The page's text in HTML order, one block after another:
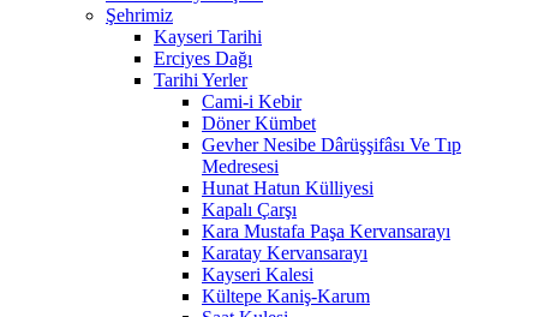
Şehrimiz
Kayseri Tarihi
Erciyes Dağı
Tarihi Yerler
Cami-i Kebir
Döner Kümbet
Gevher Nesibe Dârüşşifâsı Ve Tıp
Medresesi
Hunat Hatun Külliyesi
Kapalı Çarşı
Kara Mustafa Paşa Kervansarayı
Karatay Kervansarayı
Kayseri Kalesi
Kültepe Kaniş-Karum